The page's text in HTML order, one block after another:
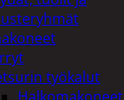
työkalut